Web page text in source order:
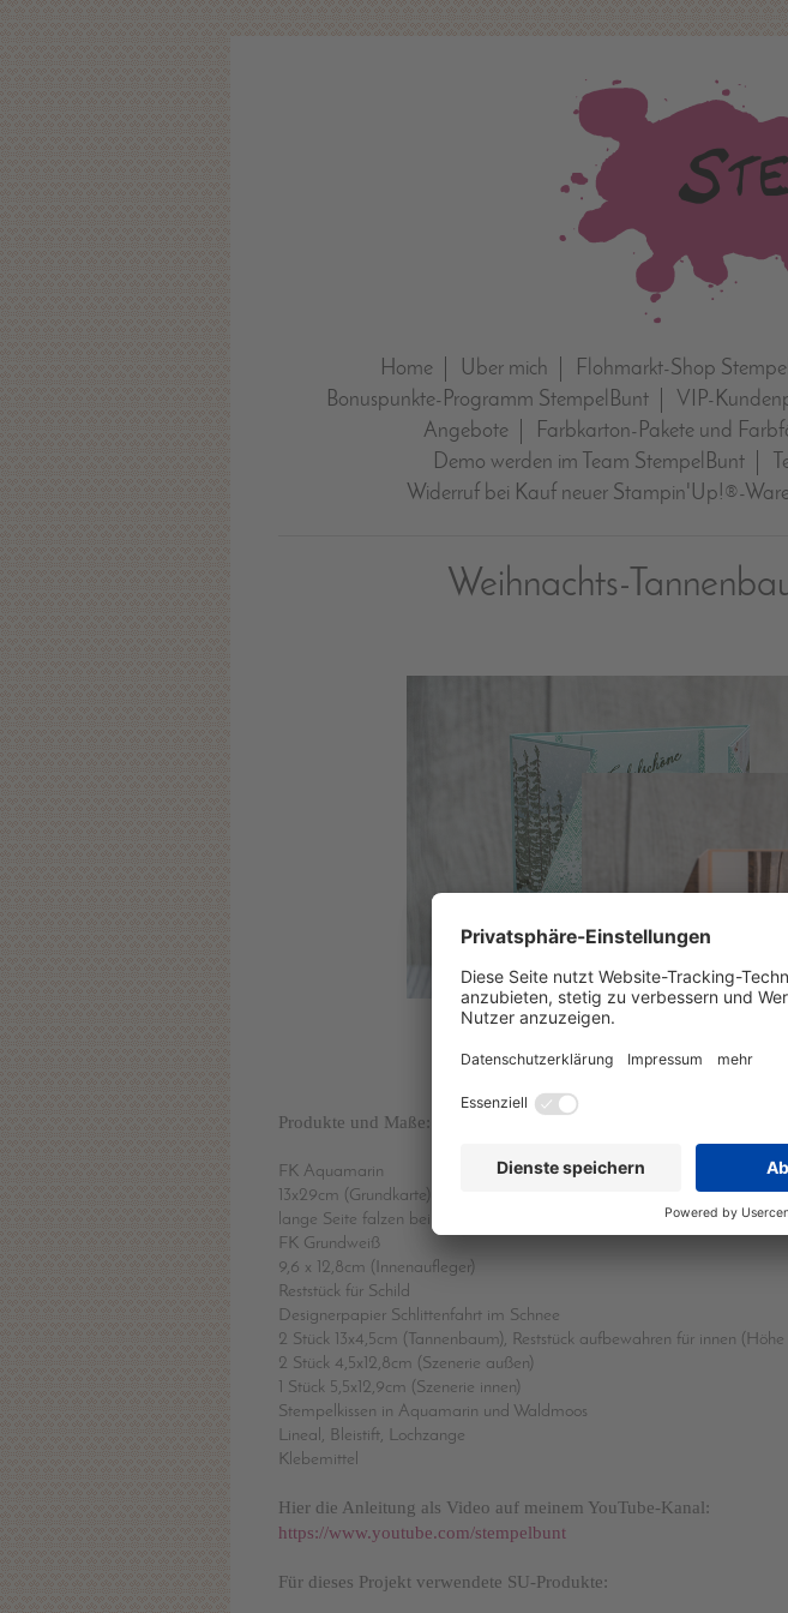
Home Über mich Flohmarkt-Shop
Bonuspunkte-Programm StempelBunt
VIP-
Angebote
Farbkarton-Pakete und
Demo werden im Team StempelBunt
Widerruf bei Kauf neuer Stampin'Up!®-
Weihnachts-
Produkte und Maße:
FK Aquamarin
13x29cm (Grundkarte)
lange Seite falzen bei 4,5/9,5/19,5/24,5cm
FK Grundweiß
9,6 x 12,8cm (Innenaufleger)
Reststück für Schild
Designerpapier Schlittenfahrt im Schnee
2 Stück 13x4,5cm (Tannenbaum), Reststück aufbewahren für innen (Höhe
2 Stück 4,5x12,8cm (Szenerie außen)
1 Stück 5,5x12,9cm (Szenerie innen)
Stempelkissen in Aquamarin und Waldmoos
Lineal, Bleistift, Lochzange
Klebemittel
Hier die Anleitung als Video auf meinem YouTube-Kanal:
https://www.youtube.com/stempelbunt
Für dieses Projekt verwendete SU-Produkte: